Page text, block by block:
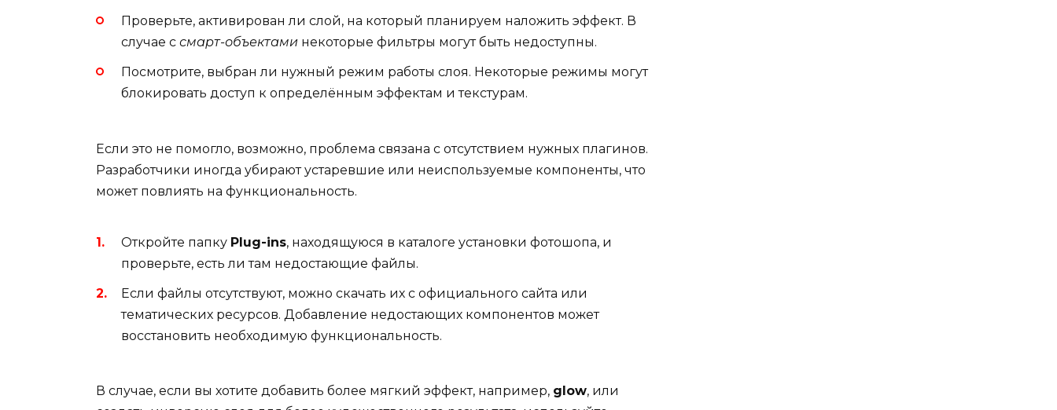
Проверьте, активирован ли слой, на который планируем наложить эффект. В
случае с смарт-объектами некоторые фильтры могут быть недоступны.
Посмотрите, выбран ли нужный режим работы слоя. Некоторые режимы могут
блокировать доступ к определённым эффектам и текстурам.
Если это не помогло, возможно, проблема связана с отсутствием нужных плагинов.
Разработчики иногда убирают устаревшие или неиспользуемые компоненты, что
может повлиять на функциональность.
Откройте папку Plug-ins, находящуюся в каталоге установки фотошопа, и
проверьте, есть ли там недостающие файлы.
Если файлы отсутствуют, можно скачать их с официального сайта или
тематических ресурсов. Добавление недостающих компонентов может
восстановить необходимую функциональность.
В случае, если вы хотите добавить более мягкий эффект, например, glow, или